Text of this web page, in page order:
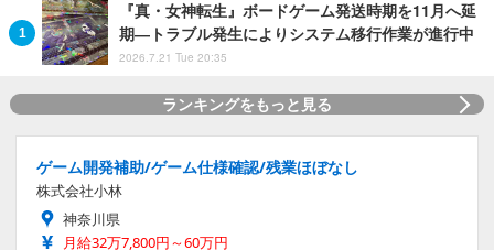
『真・女神転生』ボードゲーム発送時期を11月へ延
期―トラブル発生によりシステム移行作業が進行中
2026.7.21 Tue 20:35
ランキングをもっと見る
ゲーム開発補助/ゲーム仕様確認/残業ほぼなし
株式会社小林
神奈川県
月給32万7,800円～60万円